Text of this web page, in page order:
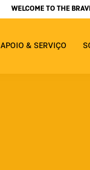
WELCOME TO THE
APOIO & SERVIÇO